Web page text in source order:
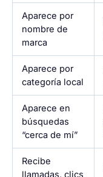
Aparece por
nombre de
marca
Aparece por
categoría local
Aparece en
búsquedas
“cerca de mí”
Recibe
llamadas, clics